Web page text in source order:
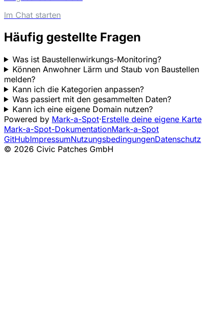
Im Chat starten
Häufig gestellte Fragen
Was ist Baustellenwirkungs-Monitoring?
Können Anwohner Lärm und Staub von Baustellen
melden?
Kann ich die Kategorien anpassen?
Was passiert mit den gesammelten Daten?
Kann ich eine eigene Domain nutzen?
Powered by Mark-a-Spot·Erstelle deine eigene Karte
Mark-a-Spot-DokumentationMark-a-Spot
GitHubImpressumNutzungsbedingungenDatenschutz
© 2026 Civic Patches GmbH